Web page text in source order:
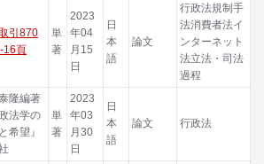
引870
16頁
単
著
2023
年04
月15
日
日
本
語
論文
行政法規制手
法消費者法イ
ンターネット
法立法・司法
過程
隆編著
政法学の
希望』
単
著
2023
年03
月30
日
日
本
語
論文 行政法